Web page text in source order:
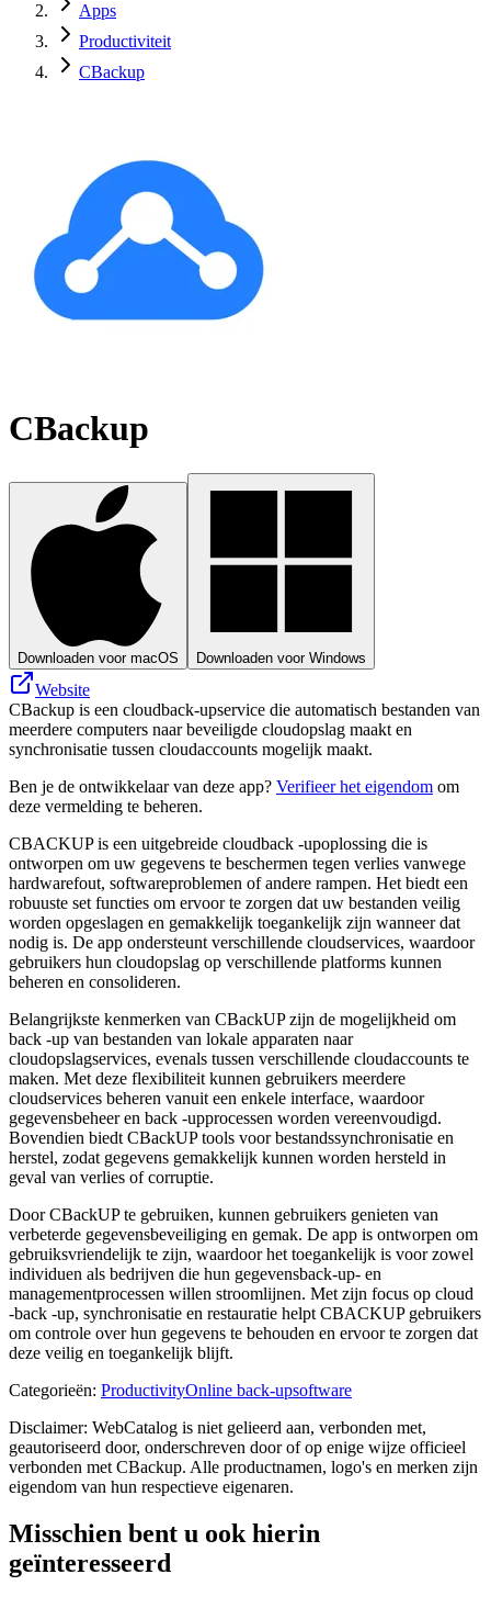
Apps
Productiviteit
CBackup
CBackup
Downloaden voor macOS Downloaden voor Windows
Website
CBackup is een cloudback-upservice die automatisch bestanden van
meerdere computers naar beveiligde cloudopslag maakt en
synchronisatie tussen cloudaccounts mogelijk maakt.
Ben je de ontwikkelaar van deze app? Verifieer het eigendom om
deze vermelding te beheren.
CBACKUP is een uitgebreide cloudback -upoplossing die is
ontworpen om uw gegevens te beschermen tegen verlies vanwege
hardwarefout, softwareproblemen of andere rampen. Het biedt een
robuuste set functies om ervoor te zorgen dat uw bestanden veilig
worden opgeslagen en gemakkelijk toegankelijk zijn wanneer dat
nodig is. De app ondersteunt verschillende cloudservices, waardoor
gebruikers hun cloudopslag op verschillende platforms kunnen
beheren en consolideren.
Belangrijkste kenmerken van CBackUP zijn de mogelijkheid om
back -up van bestanden van lokale apparaten naar
cloudopslagservices, evenals tussen verschillende cloudaccounts te
maken. Met deze flexibiliteit kunnen gebruikers meerdere
cloudservices beheren vanuit een enkele interface, waardoor
gegevensbeheer en back -upprocessen worden vereenvoudigd.
Bovendien biedt CBackUP tools voor bestandssynchronisatie en
herstel, zodat gegevens gemakkelijk kunnen worden hersteld in
geval van verlies of corruptie.
Door CBackUP te gebruiken, kunnen gebruikers genieten van
verbeterde gegevensbeveiliging en gemak. De app is ontworpen om
gebruiksvriendelijk te zijn, waardoor het toegankelijk is voor zowel
individuen als bedrijven die hun gegevensback-up- en
managementprocessen willen stroomlijnen. Met zijn focus op cloud
-back -up, synchronisatie en restauratie helpt CBACKUP gebruikers
om controle over hun gegevens te behouden en ervoor te zorgen dat
deze veilig en toegankelijk blijft.
Categorieën: ProductivityOnline back-upsoftware
Disclaimer: WebCatalog is niet gelieerd aan, verbonden met,
geautoriseerd door, onderschreven door of op enige wijze officieel
verbonden met CBackup. Alle productnamen, logo's en merken zijn
eigendom van hun respectieve eigenaren.
Misschien bent u ook hierin
geïnteresseerd